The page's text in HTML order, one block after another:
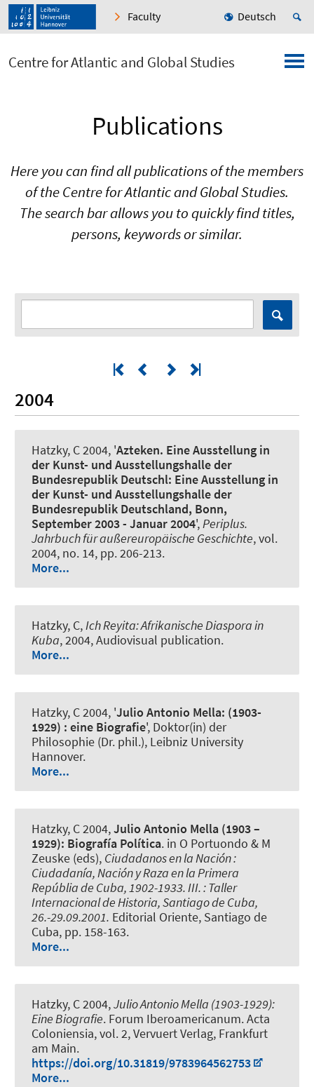
Faculty Deutsch
Centre for Atlantic and Global Studies
Publications
Here you can find all publications of the members
of the Centre for Atlantic and Global Studies.
The search bar allows you to quickly find titles,
persons, keywords or similar.
2004
Hatzky, C 2004, 'Azteken. Eine Ausstellung in
der Kunst- und Ausstellungshalle der
Bundesrepublik Deutschl: Eine Ausstellung in
der Kunst- und Ausstellungshalle der
Bundesrepublik Deutschland, Bonn,
September 2003 - Januar 2004', Periplus.
Jahrbuch für außereuropäische Geschichte, vol.
2004, no. 14, pp. 206-213.
More...
Hatzky, C,Ich Reyita: Afrikanische Diaspora in
Kuba, 2004, Audiovisual publication.
More...
Hatzky, C2004, 'Julio Antonio Mella: (1903-
1929) : eine Biografie', Doktor(in) der
Philosophie (Dr. phil.), Leibniz University
Hannover.
More...
Hatzky, C2004,Julio Antonio Mella (1903 –
1929): Biografía Política. in O Portuondo & M
Zeuske (eds), Ciudadanos en la Nación :
Ciudadanía, Nación y Raza en la Primera
Repúblia de Cuba, 1902-1933. III. : Taller
Internacional de Historia, Santiago de Cuba,
26.-29.09.2001. Editorial Oriente, Santiago de
Cuba, pp. 158-163.
More...
Hatzky, C2004,Julio Antonio Mella (1903-1929):
Eine Biografie. Forum Iberoamericanum. Acta
Coloniensia, vol. 2, Vervuert Verlag, Frankfurt
am Main.
https://doi.org/10.31819/9783964562753
More...